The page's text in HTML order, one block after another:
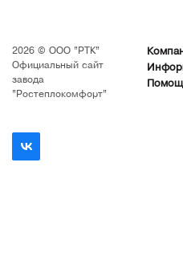
2026 © ООО "РТК"
Официальный сайт
завода
"Ростеплокомфорт"